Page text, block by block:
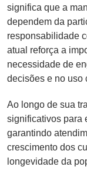
significa que a
dependem da
responsabilidade
atual reforça a
necessidade de
decisões e no uso
Ao longo de sua
significativos para
garantindo
crescimento dos
longevidade da